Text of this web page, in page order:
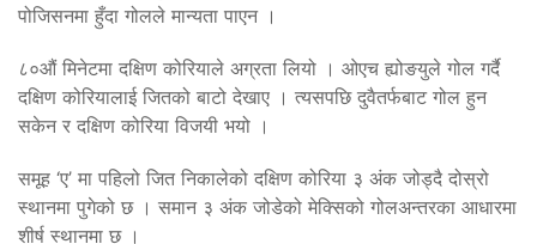
पोजिसनमा हुँदा गोलले मान्यता पाएन ।
८०औं मिनेटमा दक्षिण कोरियाले अग्रता लियो । ओएच ह्योङयुले गोल गर्दै
दक्षिण कोरियालाई जितको बाटो देखाए । त्यसपछि दुवैतर्फबाट गोल हुन
सकेन र दक्षिण कोरिया विजयी भयो ।
समूह ‘ए’ मा पहिलो जित निकालेको दक्षिण कोरिया ३ अंक जोड्दै दोस्रो
स्थानमा पुगेको छ । समान ३ अंक जोडेको मेक्सिको गोलअन्तरका आधारमा
शीर्ष स्थानमा छ ।